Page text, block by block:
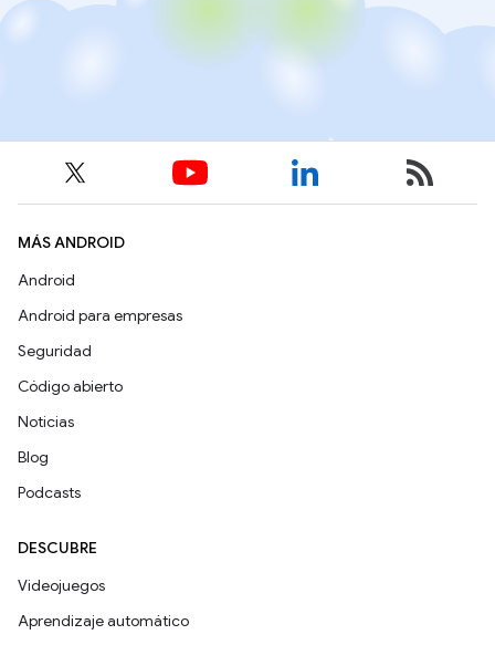
MÁS ANDROID
Android
Android para empresas
Seguridad
Código abierto
Noticias
Blog
Podcasts
DESCUBRE
Videojuegos
Aprendizaje automático